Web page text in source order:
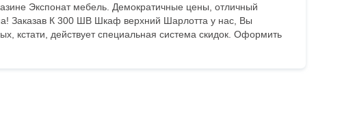
Экспонат мебель. Демократичные цены, отличный
Заказав К 300 ШВ Шкаф верхний Шарлотта у нас, Вы
кстати, действует специальная система скидок. Оформить